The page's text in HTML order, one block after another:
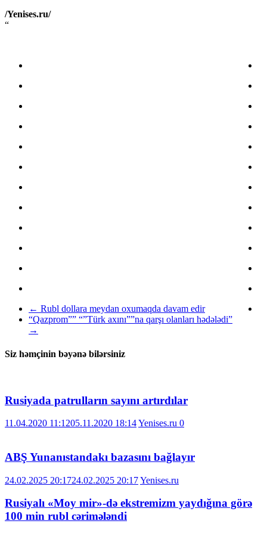
/Yenises.ru/
“
← Rubl dollara meydan oxumaqda davam edir
“Qazprom”” “”Türk axını””na qarşı olanları hədələdi”
→
Siz həmçinin bəyənə bilərsiniz
Rusiyada patrulların sayını artırdılar
11.04.2020 11:1205.11.2020 18:14Yenises.ru 0
ABŞ Yunanıstandakı bazasını bağlayır
24.02.2025 20:1724.02.2025 20:17Yenises.ru
Rusiyalı «Moy mir»-də ekstremizm yaydığına görə
100 min rubl cərimələndi